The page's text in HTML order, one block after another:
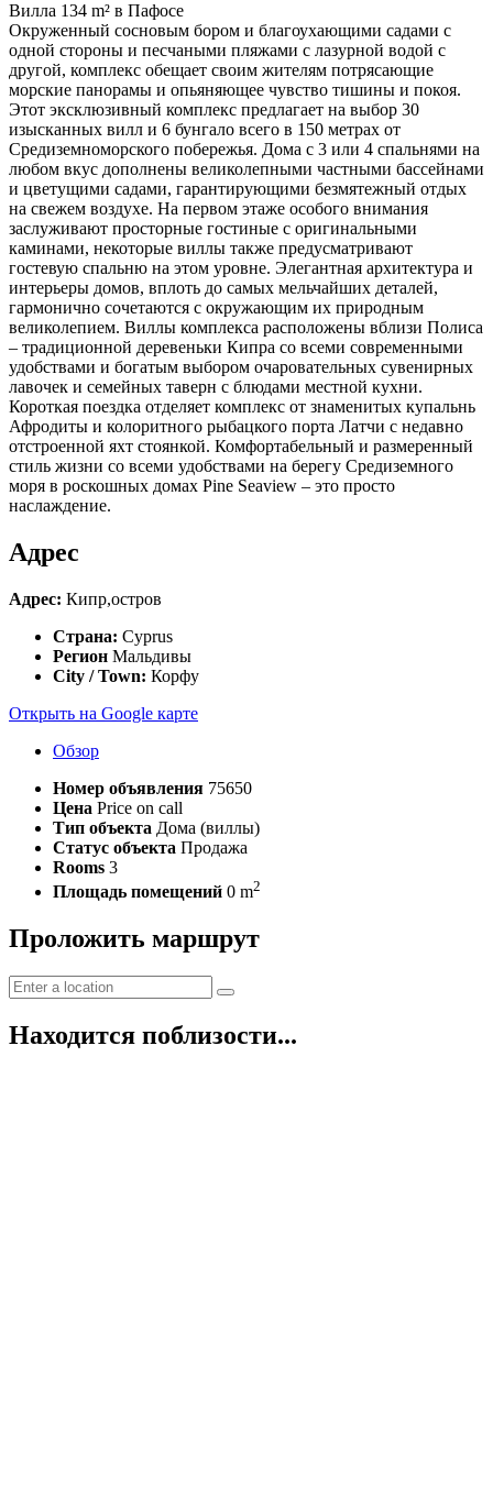
Вилла 134 m² в Пафосе
Окруженный сосновым бором и благоухающими садами с
одной стороны и песчаными пляжами с лазурной водой с
другой, комплекс обещает своим жителям потрясающие
морские панорамы и опьяняющее чувство тишины и покоя.
Этот эксклюзивный комплекс предлагает на выбор 30
изысканных вилл и 6 бунгало всего в 150 метрах от
Средиземноморского побережья. Дома с 3 или 4 спальнями на
любом вкус дополнены великолепными частными бассейнами
и цветущими садами, гарантирующими безмятежный отдых
на свежем воздухе. На первом этаже особого внимания
заслуживают просторные гостиные с оригинальными
каминами, некоторые виллы также предусматривают
гостевую спальню на этом уровне. Элегантная архитектура и
интерьеры домов, вплоть до самых мельчайших деталей,
гармонично сочетаются с окружающим их природным
великолепием. Виллы комплекса расположены вблизи Полиса
– традиционной деревеньки Кипра со всеми современными
удобствами и богатым выбором очаровательных сувенирных
лавочек и семейных таверн с блюдами местной кухни.
Короткая поездка отделяет комплекс от знаменитых купальнь
Афродиты и колоритного рыбацкого порта Латчи с недавно
отстроенной яхт стоянкой. Комфортабельный и размеренный
стиль жизни со всеми удобствами на берегу Средиземного
моря в роскошных домах Pine Seaview – это просто
наслаждение.
Адрес
Адрес: Кипр,остров
Страна: Cyprus
Регион Мальдивы
City / Town: Корфу
Открыть на Google карте
Обзор
Номер объявления 75650
Цена Price on call
Тип объекта Дома (виллы)
Статус объекта Продажа
Rooms 3
Площадь помещений 0 m2
Проложить маршрут
Находится поблизости...